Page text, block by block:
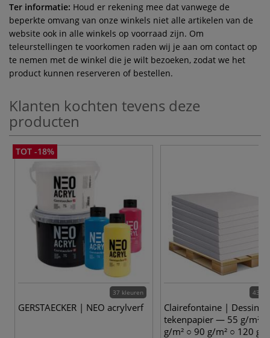
Ter informatie: Houd er rekening mee dat vanwege de
beperkte omvang van onze winkels niet alle artikelen van de
website ook in alle winkels op voorraad zijn. Om
teleurstellingen te voorkomen raden wij je aan om contact op
te nemen met de winkel die je wilt bezoeken, zodat we het
product kunnen reserveren of bestellen.
Klanten kochten tevens deze
producten
TOT -18%
37 kleuren
GERSTAECKER | NEO acrylverf
43
Clairefontaine | Dessin
tekenpapier — 55 g/m²
g/m² ○ 90 g/m² ○ 120 g/